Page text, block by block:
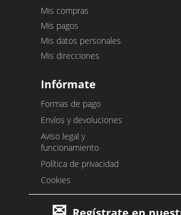
Mis compras
Mis pagos
Mis datos personales
Mis direcciones
Infórmate
Formas de pago
Envíos y devoluciones
Aviso legal y
funcionamiento
Política de privacidad
Cookies